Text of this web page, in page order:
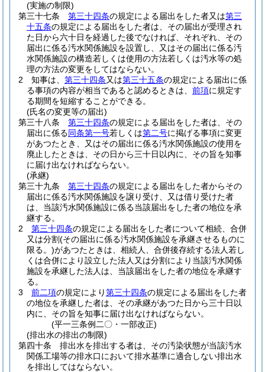
(実施の制限)
第三十七条
第三十四条の規定による届出をした者又は第三
十五条の規定による届出をした者は、その届出が受理され
た日から六十日を経過した後でなければ、それぞれ、その
届出に係る汚水関係施設を設置し、又はその届出に係る汚
水関係施設の構造若しくは使用の方法若しくは汚水等の処
理の方法の変更をしてはならない。
2
知事は、 第三十四条又は第三十五条の規定による届出に係
る事項の内容が相当であると認めるときは、 前項に規定す
る期間を短縮することができる。
(氏名の変更等の届出)
第三十八条
第三十四条の規定による届出をした者は、その
届出に係る同条第一号若しくは第二号に掲げる事項に変更
があつたとき、又はその届出に係る汚水関係施設の使用を
廃止したときは、その日から三十日以内に、その旨を知事
に届け出なければならない。
(承継)
第三十九条
第三十四条の規定による届出をした者からその
届出に係る汚水関係施設を譲り受け、又は借り受けた者
は、当該汚水関係施設に係る当該届出をした者の地位を承
継する。
2
第三十四条の規定による届出をした者について相続、合併
又は分割(その届出に係る汚水関係施設を承継させるものに
限る。)があつたときは、相続人、合併後存続する法人若し
くは合併により設立した法人又は分割により当該汚水関係
施設を承継した法人は、当該届出をした者の地位を承継す
る。
3
前二項の規定により第三十四条の規定による届出をした者
の地位を承継した者は、その承継があつた日から三十日以
内に、その旨を知事に届け出なければならない。
(平一三条例二〇・一部改正)
(排出水の排出の制限)
第四十条
排出水を排出する者は、その汚染状態が当該汚水
関係工場等の排水口において排水基準に適合しない排出水
を排出してはならない。